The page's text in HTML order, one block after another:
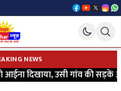
NEWS
दिखाया, उसी गांव की सड़कें